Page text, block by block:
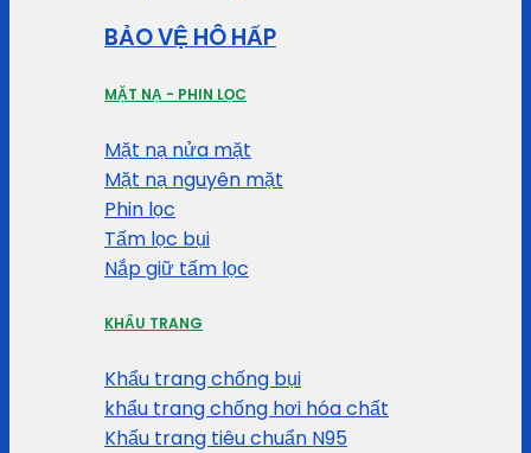
BẢO VỆ HÔ HẤP
MẶT NẠ - PHIN LỌC
Mặt nạ nửa mặt
Mặt nạ nguyên mặt
Phin lọc
Tấm lọc bụi
Nắp giữ tấm lọc
KHẨU TRANG
Khẩu trang chống bụi
khẩu trang chống hơi hóa chất
Khẩu trang tiêu chuẩn N95